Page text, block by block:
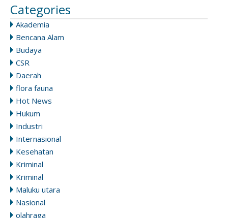
Categories
Akademia
Bencana Alam
Budaya
CSR
Daerah
flora fauna
Hot News
Hukum
Industri
Internasional
Kesehatan
Kriminal
Kriminal
Maluku utara
Nasional
olahraga